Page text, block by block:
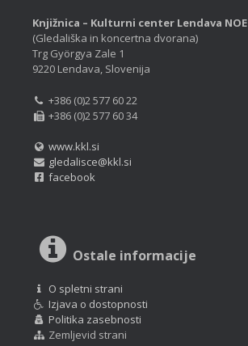
Knjižnica – Kulturni center Lendava NOE
(Gledališka in koncertna dvorana)
Trg Györgya Zale 1
9220 Lendava, Slovenija
+386 (0)2 577 60 22
+386 (0)2 577 60 34
www.kkl.si
gledalisce@kkl.si
facebook
Ostale informacije
O spletni strani
Izjava o dostopnosti
Politika zasebnosti
Zemljevid strani